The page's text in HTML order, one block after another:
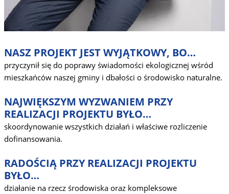
NASZ PROJEKT JEST WYJĄTKOWY, BO…
przyczynił się do poprawy świadomości ekologicznej wśród
mieszkańców naszej gminy i dbałości o środowisko naturalne.
NAJWIĘKSZYM WYZWANIEM PRZY
REALIZACJI PROJEKTU BYŁO…
skoordynowanie wszystkich działań i właściwe rozliczenie
dofinansowania.
RADOŚCIĄ PRZY REALIZACJI PROJEKTU
BYŁO…
działanie na rzecz środowiska oraz kompleksowe